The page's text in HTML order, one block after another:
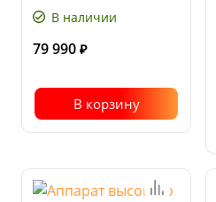
В наличии
79 990 ₽
В корзину